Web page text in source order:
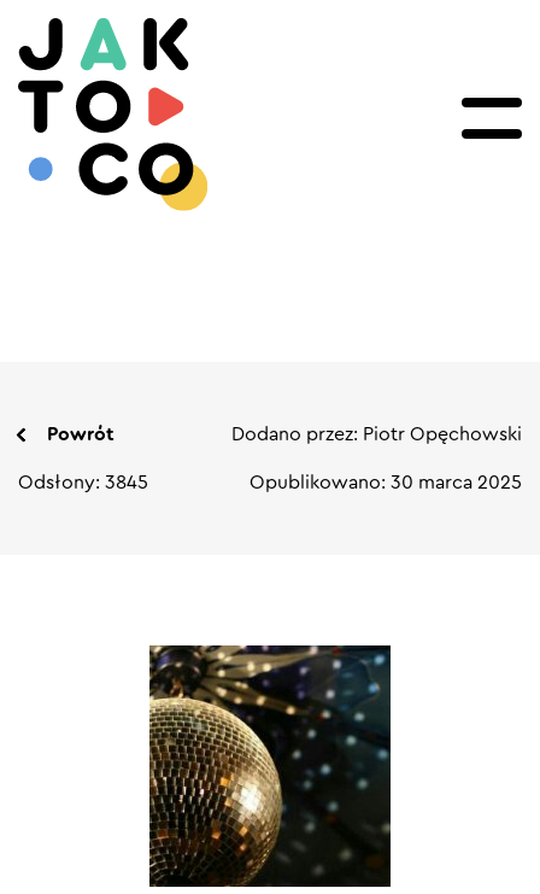
Powrót Dodano przez: Piotr Opęchowski
Odsłony: 3845 Opublikowano: 30 marca 2025